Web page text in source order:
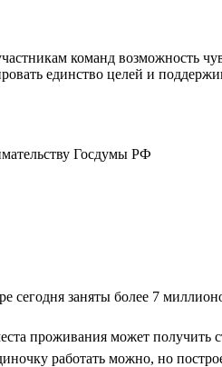
команд возможность
единство целей и
Госдумы РФ
сегодня заняты более 7
проживания может получить
работать можно, но